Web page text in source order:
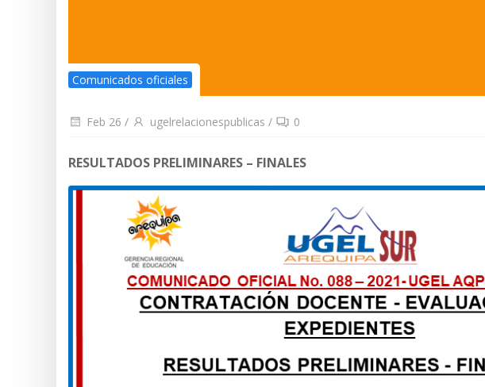
Comunicados oficiales
Feb 26 / ugelrelacionespublicas / 0
RESULTADOS PRELIMINARES – FINALES